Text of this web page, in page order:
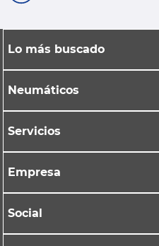
Lo más buscado
Neumáticos
Servicios
Empresa
Social